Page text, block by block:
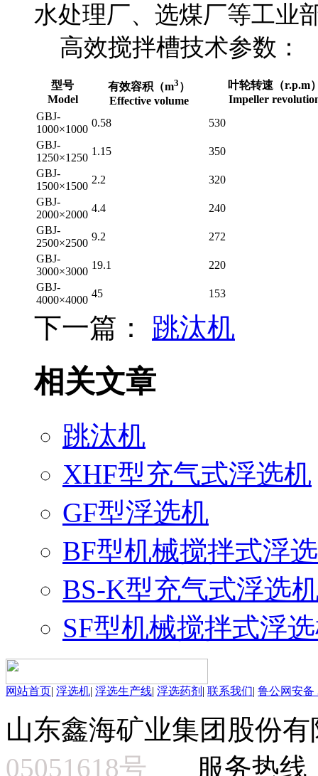
水处理厂、选煤厂等工业
高效搅拌槽技术参数：
型号
Model
有效容积（m3 ）
Effective volume
叶轮转速（r.p.m
Impeller
GBJ-
1000×1000
0.58
530
GBJ-
1250×1250
1.15
350
GBJ-
1500×1500
2.2
320
GBJ-
2000×2000
4.4
240
GBJ-
2500×2500
9.2
272
GBJ-
3000×3000
19.1
220
GBJ-
4000×4000
45 153
下一篇： 跳汰机
相关文章
跳汰机
XHF型充气式浮选机
GF型浮选机
BF型机械搅拌式浮
BS-K型充气式浮选
SF型机械搅拌式浮
网站首页| 浮选机| 浮选生产线| 浮选药剂 | 联系我们| 鲁公网安备
山东鑫海矿业集团股份
05051618号 服务热线